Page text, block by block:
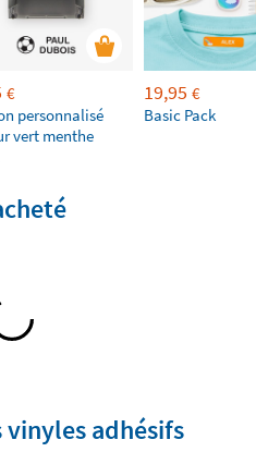
€
personnalisé
vert menthe
19,95 €
Basic Pack
adhésifs